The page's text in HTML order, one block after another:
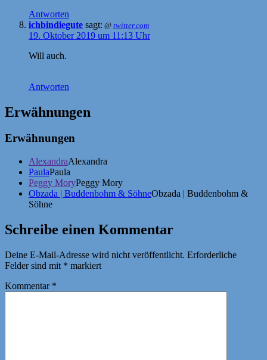
Antworten
ichbindiegute sagt: @ twitter.com
19. Oktober 2019 um 11:13 Uhr
Will auch.
Antworten
Erwähnungen
Erwähnungen
AlexandraAlexandra
PaulaPaula
Peggy MoryPeggy Mory
Obzada | Buddenbohm & SöhneObzada | Buddenbohm &
Söhne
Schreibe einen Kommentar
Deine E-Mail-Adresse wird nicht veröffentlicht. Erforderliche
Felder sind mit * markiert
Kommentar *